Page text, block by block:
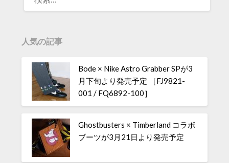
人気の記事
Bode × Nike Astro Grabber SPが3
月下旬より発売予定 ［FJ9821-
001 / FQ6892-100］
Ghostbusters × Timberland コラボ
ブーツが3月21日より発売予定